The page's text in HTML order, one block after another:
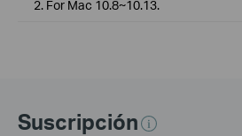
2. For Mac 10.8~10.13.
Suscripción